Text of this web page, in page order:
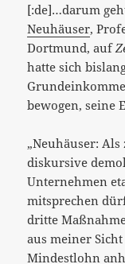
[:de]…darum
Neuhäuser,
Dortmund, auf
hatte sich
bewogen, seine
„Neuhäuser:
diskursive
Unternehmen
mitsprechen
dritte
aus meiner
Mindestlohn